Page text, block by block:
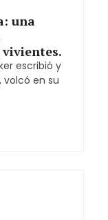
una
escribió y
volcó en su